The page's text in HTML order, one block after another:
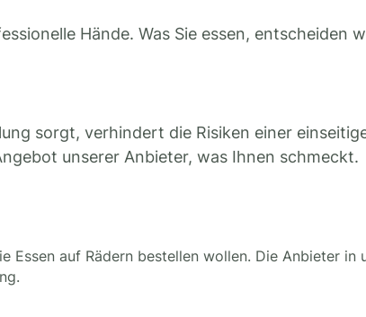
Hände. Was Sie essen, entscheiden
sorgt, verhindert die Risiken einer
unserer Anbieter, was Ihnen schmeckt.
Essen auf Rädern bestellen wollen. Die Anbieter in